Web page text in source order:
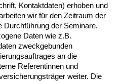
Kontaktdaten) erhoben und
wir für den Zeitraum der
Durchführung der Seminare.
Daten wie z.B.
zweckgebunden
an die
Referentinnen und
weiter. Die